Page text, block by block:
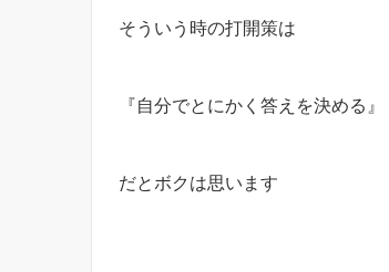
そういう時の打開策は
『自分でとにかく答えを決める』
だとボクは思います